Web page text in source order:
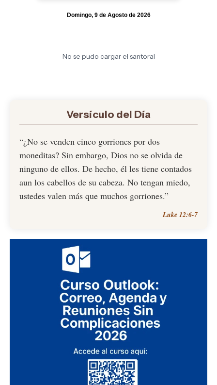
Domingo, 9 de Agosto de 2026
No se pudo cargar el santoral
Versículo del Día
“¿No se venden cinco gorriones por dos
moneditas? Sin embargo, Dios no se olvida de
ninguno de ellos. De hecho, él les tiene contados
aun los cabellos de su cabeza. No tengan miedo,
ustedes valen más que muchos gorriones.”
Luke 12:6-7